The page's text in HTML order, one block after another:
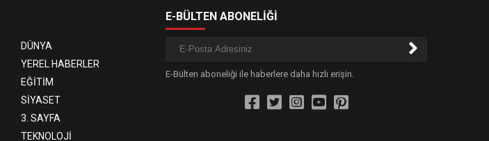
DÜNYA
YEREL HABERLER
EĞİTİM
SİYASET
3. SAYFA
TEKNOLOJİ
E-BÜLTEN ABONELİĞİ
E-Bülten aboneliği ile haberlere daha hızlı erişin.